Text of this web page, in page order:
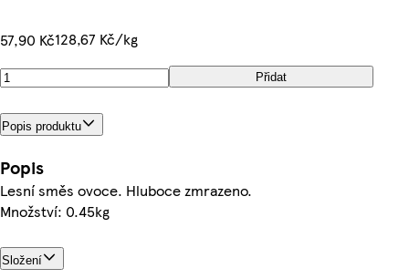
57,90 Kč128,67 Kč/kg
Přidat
Popis produktu
Popis
Lesní směs ovoce. Hluboce zmrazeno.
Množství: 0.45kg
Složení